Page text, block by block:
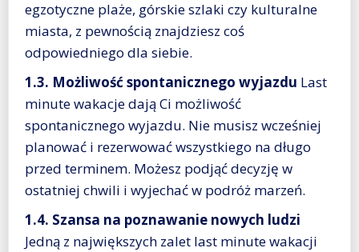
egzotyczne plaże, górskie szlaki czy kulturalne
miasta, z pewnością znajdziesz coś
odpowiedniego dla siebie.
1.3. Możliwość spontanicznego wyjazdu Last
minute wakacje dają Ci możliwość
spontanicznego wyjazdu. Nie musisz wcześniej
planować i rezerwować wszystkiego na długo
przed terminem. Możesz podjąć decyzję w
ostatniej chwili i wyjechać w podróż marzeń.
1.4. Szansa na poznawanie nowych ludzi
Jedną z największych zalet last minute wakacji